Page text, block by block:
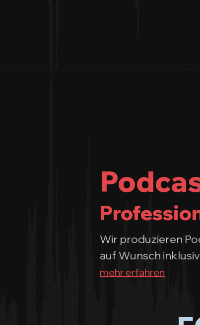
Wir produzieren
auf Wunsch
mehr erfahren